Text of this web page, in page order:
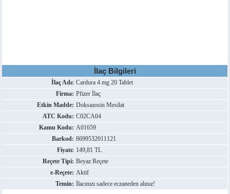
İlaç Bilgileri
İlaç Adı: Cardura 4 mg 20 Tablet
Firma: Pfizer İlaç
Etkin Madde: Doksazosin Mesilat
ATC Kodu: C02CA04
Kamu Kodu: A01659
Barkod: 8699532011121
Fiyatı: 149,81 TL
Reçete Tipi: Beyaz Reçete
e-Reçete: Aktif
Temin: İlacınızı sadece eczaneden alınız!